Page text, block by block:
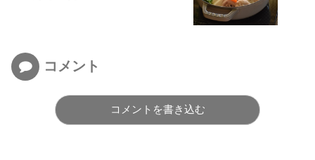
コメント
コメントを書き込む